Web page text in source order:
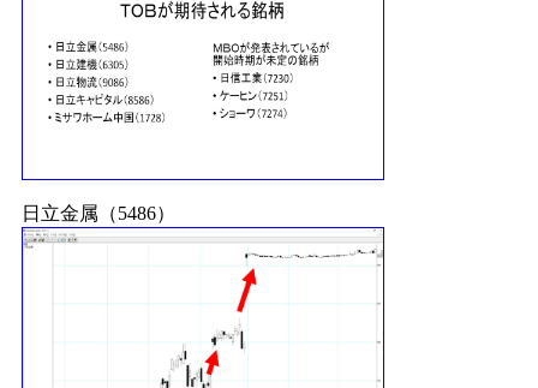
日立金属（5486）